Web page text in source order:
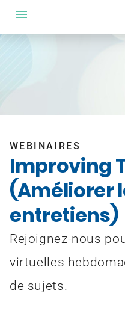
WEBINAIRES
Improving
(Améliorer
entretiens)
Rejoignez-nous
virtuelles
de sujets.